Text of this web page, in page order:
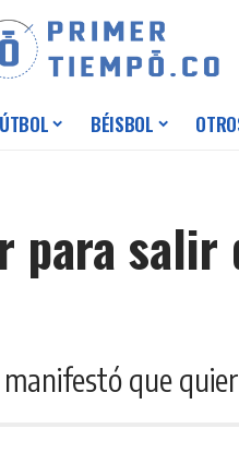
BÉISBOL
salir
que